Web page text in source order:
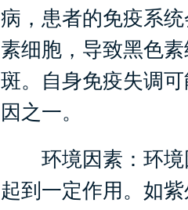
病，患者的免疫系
素细胞，导致黑色
斑。自身免疫失调
因之一。
环境因素：环境
起到一定作用。如紫